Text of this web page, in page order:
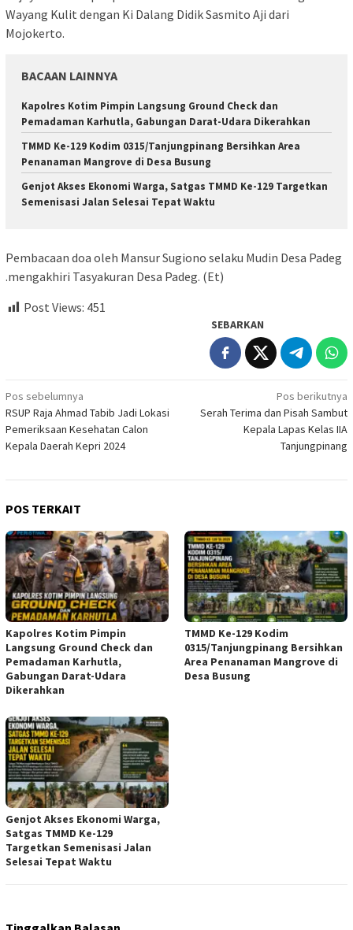
Wayang Kulit dengan Ki Dalang Didik Sasmito Aji dari
Mojokerto.
BACAAN LAINNYA
Kapolres Kotim Pimpin Langsung Ground Check dan
Pemadaman Karhutla, Gabungan Darat-Udara Dikerahkan
TMMD Ke-129 Kodim 0315/Tanjungpinang Bersihkan Area
Penanaman Mangrove di Desa Busung
Genjot Akses Ekonomi Warga, Satgas TMMD Ke-129 Targetkan
Semenisasi Jalan Selesai Tepat Waktu
Pembacaan doa oleh Mansur Sugiono selaku Mudin Desa Padeg
.mengakhiri Tasyakuran Desa Padeg. (Et)
Post Views: 451
SEBARKAN
Navigasi
pos
Pos sebelumnya
RSUP Raja Ahmad Tabib Jadi Lokasi
Pemeriksaan Kesehatan Calon
Kepala Daerah Kepri 2024
Pos berikutnya
Serah Terima dan Pisah Sambut
Kepala Lapas Kelas IIA
Tanjungpinang
POS TERKAIT
Kapolres Kotim Pimpin
Langsung Ground Check dan
Pemadaman Karhutla,
Gabungan Darat-Udara
Dikerahkan
TMMD Ke-129 Kodim
0315/Tanjungpinang Bersihkan
Area Penanaman Mangrove di
Desa Busung
Genjot Akses Ekonomi Warga,
Satgas TMMD Ke-129
Targetkan Semenisasi Jalan
Selesai Tepat Waktu